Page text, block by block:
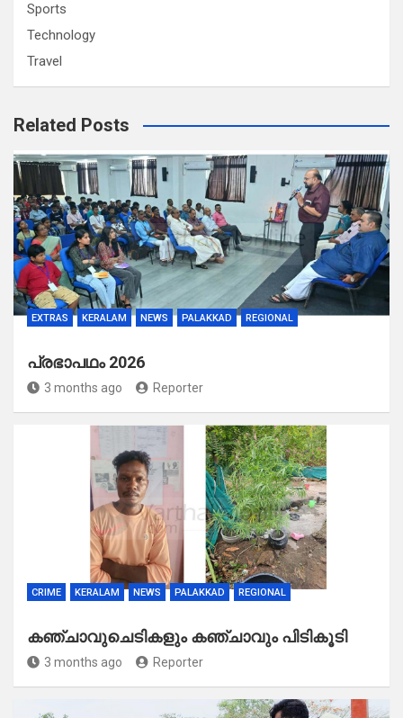
Sports
Technology
Travel
Related Posts
EXTRAS KERALAM NEWS PALAKKAD REGIONAL
പ്രഭാപഥം 2026
3 months ago Reporter
CRIME KERALAM NEWS PALAKKAD REGIONAL
കഞ്ചാവുചെടികളും കഞ്ചാവും പിടികൂടി
3 months ago Reporter